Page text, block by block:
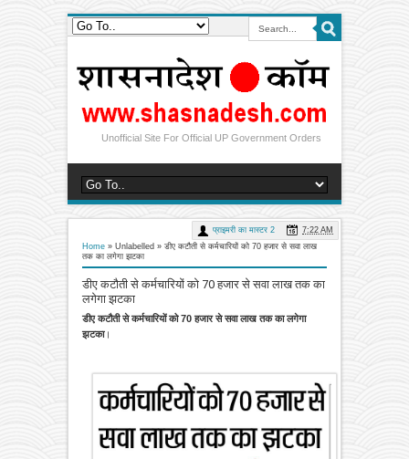
Unofficial Site For Official UP Government Orders
Home » Unlabelled » डीए कटौती से कर्मचारियों को 70 हजार से सवा लाख
तक का लगेगा झटका
डीए कटौती से कर्मचारियों को 70 हजार से सवा लाख तक का
लगेगा झटका
प्राइमरी का मास्टर 2 7:22 AM
डीए कटौती से कर्मचारियों को 70 हजार से सवा लाख तक का लगेगा
झटका।